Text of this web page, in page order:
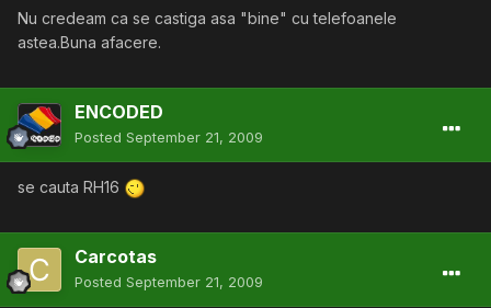
Nu credeam ca se castiga asa "bine" cu telefoanele
astea.Buna afacere.
ENCODED
Posted September 21, 2009
se cauta RH16
Carcotas
Posted September 21, 2009